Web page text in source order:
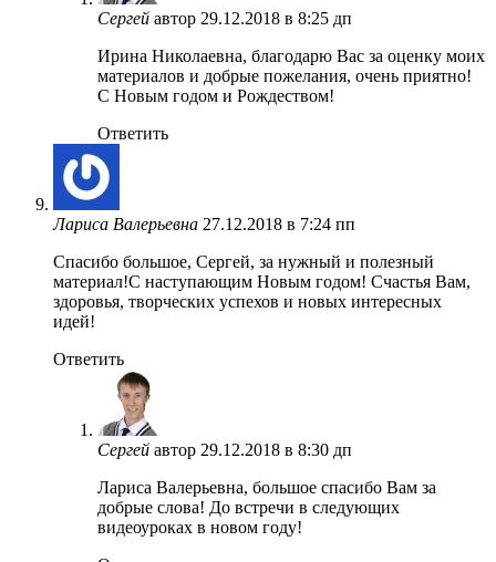
Сергей автор 29.12.2018 в 8:25 дп
Ирина Николаевна, благодарю Вас за оценку моих
материалов и добрые пожелания, очень приятно!
С Новым годом и Рождеством!
Ответить
Лариса Валерьевна 27.12.2018 в 7:24 пп
Спасибо большое, Сергей, за нужный и полезный
материал!С наступающим Новым годом! Счастья Вам,
здоровья, творческих успехов и новых интересных
идей!
Ответить
Сергей автор 29.12.2018 в 8:30 дп
Лариса Валерьевна, большое спасибо Вам за
добрые слова! До встречи в следующих
видеоуроках в новом году!